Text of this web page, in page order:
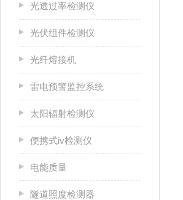
光透过率检测仪
光伏组件检测仪
光纤熔接机
雷电预警监控系统
太阳辐射检测仪
便携式iv检测仪
电能质量
隧道照度检测器